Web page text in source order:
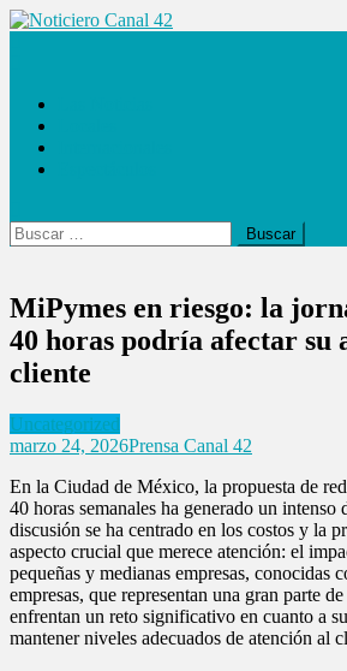
Saltar
Buscar:
MiPymes en riesgo: la
40 horas podría afectar su
cliente
Uncategorized
marzo 24, 2026Prensa Canal 42
En la Ciudad de México, la propuesta de
40 horas semanales ha generado un intenso
discusión se ha centrado en los costos y la
aspecto crucial que merece atención: el
pequeñas y medianas empresas, conocidas
empresas, que representan una gran parte
enfrentan un reto significativo en cuanto a
mantener niveles adecuados de atención al